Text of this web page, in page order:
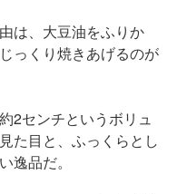
は、大豆油をふりか
っくり焼きあげるのが
2センチというボリュ
た目と、ふっくらとし
逸品だ。